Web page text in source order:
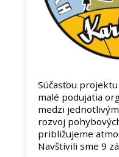
Súčasťou projektu
malé podujatia
medzi
rozvoj
približujeme
Navštívili sme 9